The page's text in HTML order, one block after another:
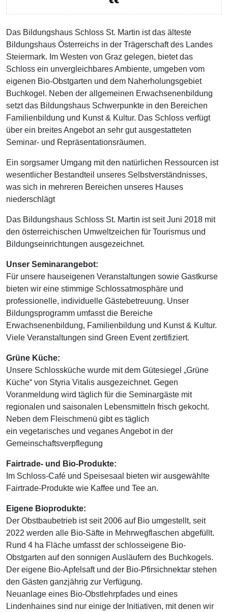
Das Bildungshaus Schloss St. Martin ist das älteste
Bildungshaus Österreichs in der Trägerschaft des Landes
Steiermark. Im Westen von Graz gelegen, bietet das
Schloss ein unvergleichbares Ambiente, umgeben vom
eigenen Bio-Obstgarten und dem Naherholungsgebiet
Buchkogel. Neben der allgemeinen Erwachsenenbildung
setzt das Bildungshaus Schwerpunkte in den Bereichen
Familienbildung und Kunst & Kultur. Das Schloss verfügt
über ein breites Angebot an sehr gut ausgestatteten
Seminar- und Repräsentationsräumen.
Ein sorgsamer Umgang mit den natürlichen Ressourcen ist
wesentlicher Bestandteil unseres Selbstverständnisses,
was sich in mehreren Bereichen unseres Hauses
niederschlägt
Das Bildungshaus Schloss St. Martin ist seit Juni 2018 mit
den österreichischen Umweltzeichen für Tourismus und
Bildungseinrichtungen ausgezeichnet.
Unser Seminarangebot:
Für unsere hauseigenen Veranstaltungen sowie Gastkurse
bieten wir eine stimmige Schlossatmosphäre und
professionelle, individuelle Gästebetreuung. Unser
Bildungsprogramm umfasst die Bereiche
Erwachsenenbildung, Familienbildung und Kunst & Kultur.
Viele Veranstaltungen sind Green Event zertifiziert.
Grüne Küche:
Unsere Schlossküche wurde mit dem Gütesiegel „Grüne
Küche“ von Styria Vitalis ausgezeichnet. Gegen
Voranmeldung wird täglich für die Seminargäste mit
regionalen und saisonalen Lebensmitteln frisch gekocht.
Neben dem Fleischmenü gibt es täglich
ein vegetarisches und veganes Angebot in der
Gemeinschaftsverpflegung
Fairtrade- und Bio-Produkte:
Im Schloss-Café und Speisesaal bieten wir ausgewählte
Fairtrade-Produkte wie Kaffee und Tee an.
Eigene Bioprodukte:
Der Obstbaubetrieb ist seit 2006 auf Bio umgestellt, seit
2022 werden alle Bio-Säfte in Mehrwegflaschen abgefüllt.
Rund 4 ha Fläche umfasst der schlosseigene Bio-
Obstgarten auf den sonnigen Ausläufern des Buchkogels.
Der eigene Bio-Apfelsaft und der Bio-Pfirsichnektar stehen
den Gästen ganzjährig zur Verfügung.
Neuanlage eines Bio-Obstlehrpfades und eines
Lindenhaines sind nur einige der Initiativen, mit denen wir